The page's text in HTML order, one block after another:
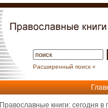
Расширенный поиск »
Православные книги: сегодня